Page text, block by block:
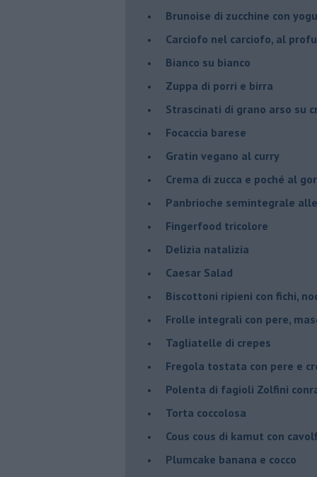
Brunoise di zucchine con
Carciofo nel carciofo, al
Bianco su bianco
Zuppa di porri e birra
Strascinati di grano arso su
Focaccia barese
Gratin vegano al curry
Crema di zucca e poché al
Panbrioche semintegrale
Fingerfood tricolore
Delizia natalizia
Caesar Salad
Biscottoni ripieni con fichi,
Frolle integrali con pere,
Tagliatelle di crepes
Fregola tostata con pere e
Polenta di fagioli Zolfini
Torta coccolosa
Cous cous di kamut con
Plumcake banana e cocco